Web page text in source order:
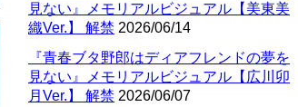
見ない』メモリアルビジュアル【美東美
織Ver.】 解禁 2026/06/14
『青春ブタ野郎はディアフレンドの夢を
見ない』メモリアルビジュアル【広川卯
月Ver.】 解禁 2026/06/07